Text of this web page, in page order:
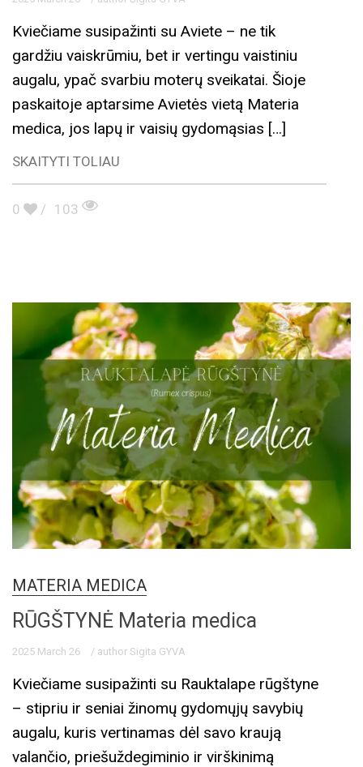
Kviečiame susipažinti su Aviete – ne tik
gardžiu vaiskrūmiu, bet ir vertingu vaistiniu
augalu, ypač svarbiu moterų sveikatai. Šioje
paskaitoje aptarsime Avietės vietą Materia
medica, jos lapų ir vaisių gydomąsias […]
SKAITYTI TOLIAU
0 / 103
MATERIA MEDICA
RŪGŠTYNĖ Materia medica
2025 March 26 / author Sigita GYVA
Kviečiame susipažinti su Rauktalape rūgštyne
– stipriu ir seniai žinomų gydomųjų savybių
augalu, kuris vertinamas dėl savo kraują
valančio, priešuždegiminio ir virškinimą